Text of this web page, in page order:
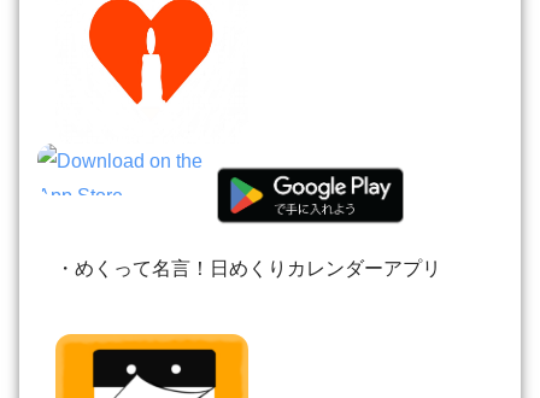
・めくって名言！日めくりカレンダーアプリ